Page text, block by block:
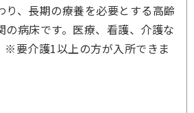
り、長期の療養を必要とする高齢
の病床です。医療、看護、介護な
※要介護1以上の方が入所できま